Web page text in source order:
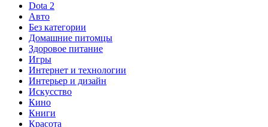
Dota 2
Авто
Без категории
Домашние питомцы
Здоровое питание
Игры
Интернет и технологии
Интерьер и дизайн
Искусство
Кино
Книги
Красота